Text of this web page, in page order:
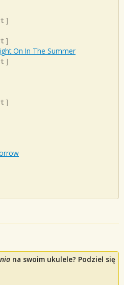
]
]
On In The Summer
]
]
na swoim ukulele? Podziel się